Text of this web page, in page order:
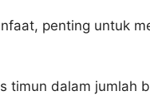
penting untuk
timun dalam jumlah